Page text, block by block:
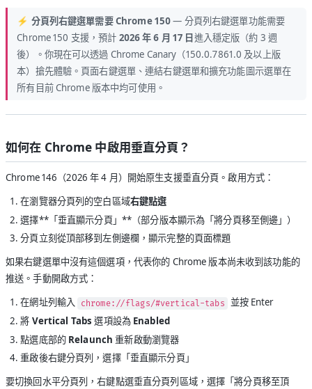
⚡ 分頁列右鍵選單需要 Chrome 150— 分頁列右鍵選單功能需要
Chrome 150 支援，預計 2026 年 6 月 17 日進入穩定版（約 3 週
後）。你現在可以透過 Chrome Canary（150.0.7861.0 及以上版
本）搶先體驗。頁面右鍵選單、連結右鍵選單和擴充功能圖示選單在
所有目前 Chrome 版本中均可使用。
如何在 Chrome 中啟用垂直分頁？
Chrome 146（2026 年 4 月）開始原生支援垂直分頁。啟用方式：
在瀏覽器分頁列的空白區域右鍵點選
選擇**「垂直顯示分頁」**（部分版本顯示為「將分頁移至側邊」）
分頁立刻從頂部移到左側邊欄，顯示完整的頁面標題
如果右鍵選單中沒有這個選項，代表你的 Chrome 版本尚未收到該功能的
推送。手動開啟方式：
在網址列輸入
chrome://flags/#vertical-tabs
並按 Enter
將 Vertical Tabs 選項設為 Enabled
點選底部的 Relaunch 重新啟動瀏覽器
重啟後右鍵分頁列，選擇「垂直顯示分頁」
要切換回水平分頁列，右鍵點選垂直分頁列區域，選擇「將分頁移至頂